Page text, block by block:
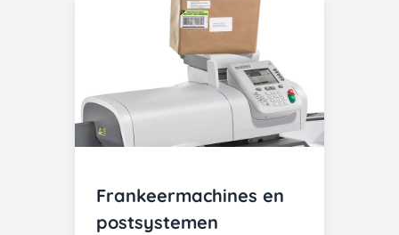
Frankeermachines en
postsystemen